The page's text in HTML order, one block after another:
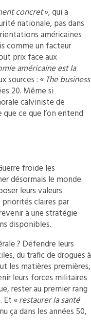
concret», qui a
nationale, pas dans
américaines
comme un facteur
prix face aux
américaine est la
sources : « The business
20. Même si
calviniste de
ce que l’on entend
froide les
désormais le monde
leurs valeurs
claires par
à une stratégie
disponibles.
? Défendre leurs
du trafic de drogues à
les matières premières,
leurs forces militaires
rester au premier rang
Et «restaurer la santé
ça dans les années 50,